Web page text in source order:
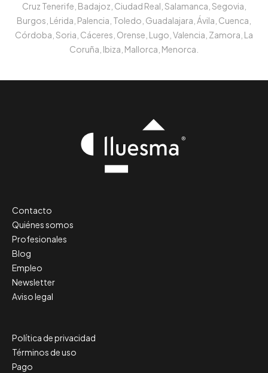
Cruz Tenerife, Badajoz, Ciudad Real, Salamanca, Segovia,
Burgos, Lérida, Palencia, Toledo, Guadalajara, Ávila, Cuenca,
Córdoba, Soria, Cáceres, Orense, Lugo, Valencia, Zamora, La
Coruña, Ibiza, Mallorca, Menorca.
Contacto
Quiénes somos
Profesionales
Blog
Empleo
Newsletter
Aviso legal
Política de privacidad
Términos de uso
Pago